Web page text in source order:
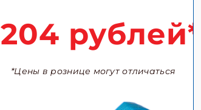
204 рублей*
*Цены в рознице могут отличаться